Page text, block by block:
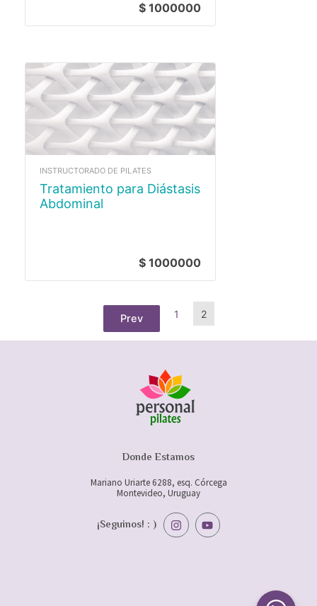
$ 1000000
INSTRUCTORADO DE PILATES
Tratamiento para Diástasis
Abdominal
$ 1000000
Prev 1 2
Donde Estamos
Mariano Uriarte 6288, esq. Córcega
Montevideo, Uruguay
¡Seguinos! : )
I
n
s
Y
o
u